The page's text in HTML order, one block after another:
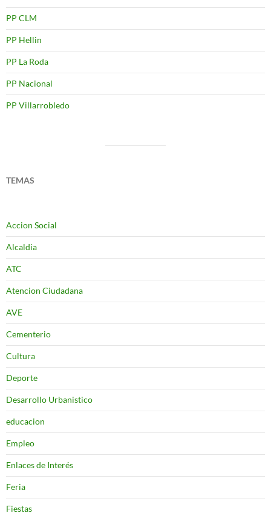
PP CLM
PP Hellin
PP La Roda
PP Nacional
PP Villarrobledo
TEMAS
Accion Social
Alcaldia
ATC
Atencion Ciudadana
AVE
Cementerio
Cultura
Deporte
Desarrollo Urbanistico
educacion
Empleo
Enlaces de Interés
Feria
Fiestas